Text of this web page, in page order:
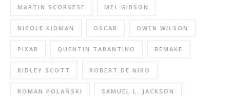
MARTIN SCORSESE MEL GIBSON
NICOLE KIDMAN OSCAR OWEN WILSON
PIXAR QUENTIN TARANTINO REMAKE
RIDLEY SCOTT ROBERT DE NIRO
ROMAN POLAŃSKI SAMUEL L. JACKSON